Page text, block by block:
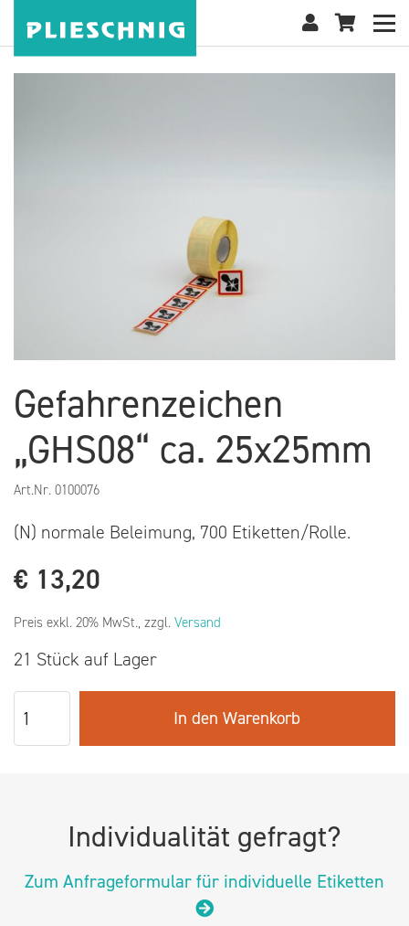
Gefahrenzeichen
„GHS08“ ca. 25x25mm
Art.Nr. 0100076
(N) normale Beleimung, 700 Etiketten/Rolle.
€ 13,20
Preis exkl. 20% MwSt., zzgl. Versand
21 Stück auf Lager
In den Warenkorb
Individualität gefragt?
Zum Anfrageformular für individuelle Etiketten